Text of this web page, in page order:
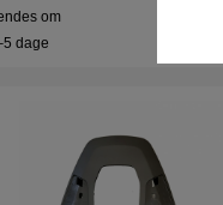
om
dage